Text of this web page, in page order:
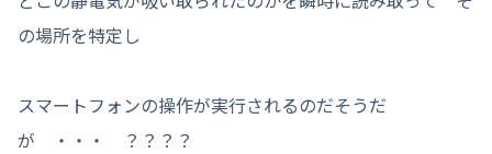
の場所を特定し
スマートフォンの操作が実行されるのだそうだ
が ・・・ ？？？？